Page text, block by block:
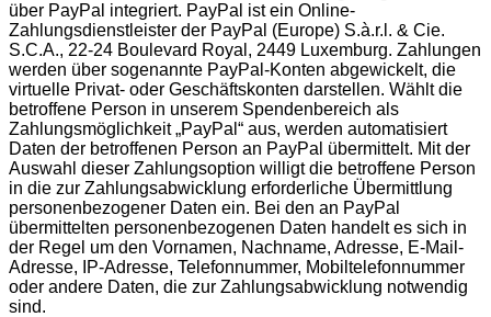
über PayPal integriert. PayPal ist ein Online-
Zahlungsdienstleister der PayPal (Europe) S.à.r.l. & Cie.
S.C.A., 22-24 Boulevard Royal, 2449 Luxemburg. Zahlungen
werden über sogenannte PayPal-Konten abgewickelt, die
virtuelle Privat- oder Geschäftskonten darstellen. Wählt die
betroffene Person in unserem Spendenbereich als
Zahlungsmöglichkeit „PayPal“ aus, werden automatisiert
Daten der betroffenen Person an PayPal übermittelt. Mit der
Auswahl dieser Zahlungsoption willigt die betroffene Person
in die zur Zahlungsabwicklung erforderliche Übermittlung
personenbezogener Daten ein. Bei den an PayPal
übermittelten personenbezogenen Daten handelt es sich in
der Regel um den Vornamen, Nachname, Adresse, E-Mail-
Adresse, IP-Adresse, Telefonnummer, Mobiltelefonnummer
oder andere Daten, die zur Zahlungsabwicklung notwendig
sind.